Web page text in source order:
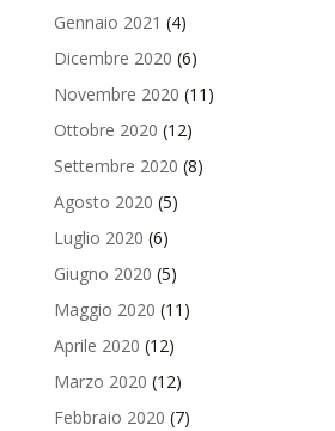
Gennaio 2021 (4)
Dicembre 2020 (6)
Novembre 2020 (11)
Ottobre 2020 (12)
Settembre 2020 (8)
Agosto 2020 (5)
Luglio 2020 (6)
Giugno 2020 (5)
Maggio 2020 (11)
Aprile 2020 (12)
Marzo 2020 (12)
Febbraio 2020 (7)